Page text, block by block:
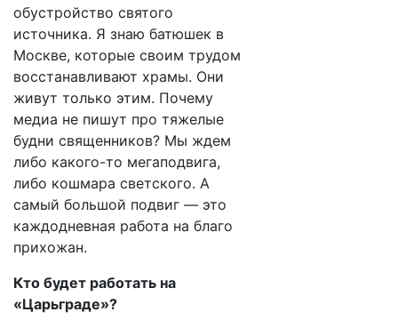
обустройство святого
источника. Я знаю батюшек в
Москве, которые своим трудом
восстанавливают храмы. Они
живут только этим. Почему
медиа не пишут про тяжелые
будни священников? Мы ждем
либо какого-то мегаподвига,
либо кошмара светского. А
самый большой подвиг — это
каждодневная работа на благо
прихожан.
Кто будет работать на
«Царьграде»?